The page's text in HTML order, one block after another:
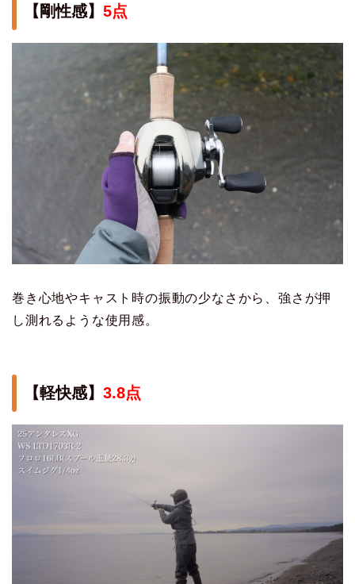
【剛性感】 5点
巻き心地やキャスト時の振動の少なさから、強さが押
し測れるような使用感。
【軽快感】 3.8点